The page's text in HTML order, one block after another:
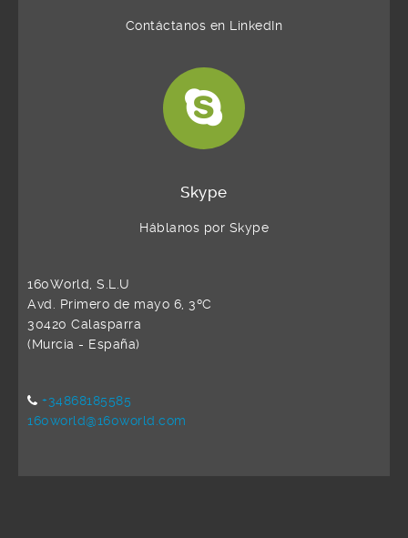
Contáctanos en LinkedIn
Skype
Háblanos por Skype
160World, S.L.U
Avd. Primero de mayo 6, 3ºC
30420 Calasparra
(Murcia - España)
+34868185585
160world@160world.com